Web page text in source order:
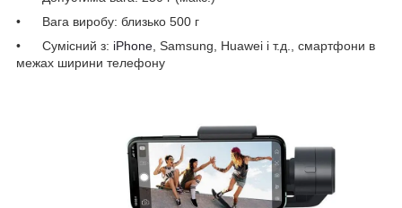
• Вага виробу: близько 500 г
• Сумісний з: iPhone , Samsung, Huawei і т.д., смартфони в
межах ширини телефону